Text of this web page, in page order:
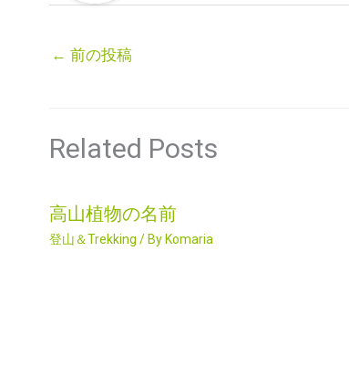
← 前の投稿
Related Posts
高山植物の名前
登山＆Trekking / By Komaria